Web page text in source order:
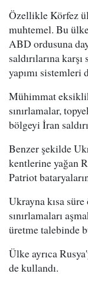
Özellikle Körfez
muhtemel. Bu
ABD ordusuna
saldırılarına
yapımı sistemleri
Mühimmat
sınırlamalar,
bölgeyi İran
Benzer şekilde
kentlerine yağan
Patriot
Ukrayna kısa
sınırlamaları
üretme talebinde
Ülke ayrıca
de kullandı.